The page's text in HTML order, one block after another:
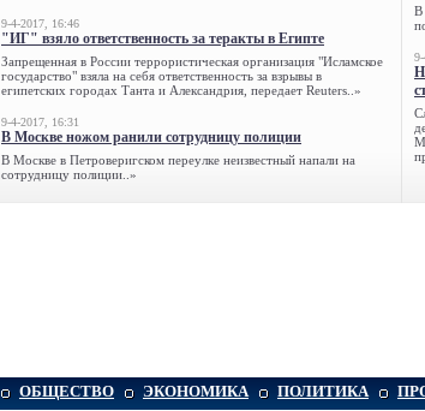
9-4-2017, 16:46
"ИГ" взяло ответственность за теракты в Египте
Запрещенная в России террористическая организация "Исламское
государство" взяла на себя ответственность за взрывы в
египетских городах Танта и Александрия, передает Reuters..»
9-4-2017, 16:31
В Москве ножом ранили сотрудницу полиции
В Москве в Петроверигском переулке неизвестный напали на
сотрудницу полиции..»
В
ОБЩЕСТВО ЭКОНОМИКА ПОЛИТИКА